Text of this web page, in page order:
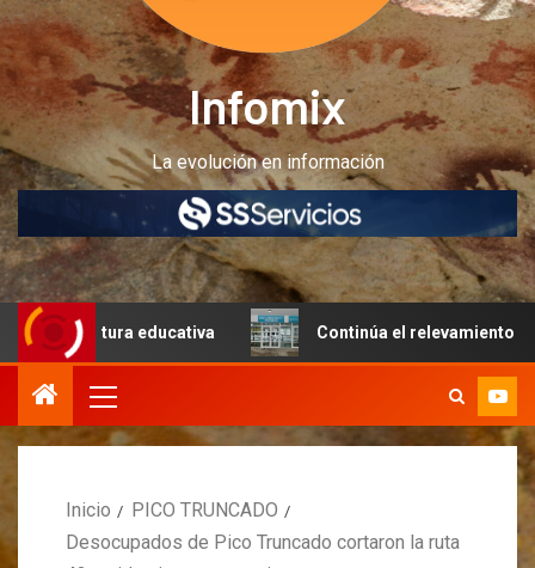
Infomix
La evolución en información
educativa Continúa el relevamiento técnico en
Inicio
PICO TRUNCADO
Desocupados de Pico Truncado cortaron la ruta